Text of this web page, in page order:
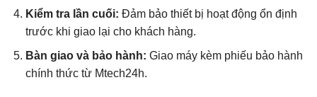
Kiểm tra lần cuối: Đảm bảo thiết bị hoạt động ổn định
trước khi giao lại cho khách hàng.
Bàn giao và bảo hành: Giao máy kèm phiếu bảo hành
chính thức từ Mtech24h.